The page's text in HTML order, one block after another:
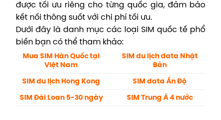
được tối ưu riêng cho từng quốc gia, đảm bảo
kết nối thông suốt với chi phí tối ưu.
Dưới đây là danh mục các loại SIM quốc tế phổ
biến bạn có thể tham khảo:
Mua SIM Hàn Quốc tại
Việt Nam
SIM du lịch data Nhật
Bản
SIM du lịch Hong Kong SIM data Ấn Độ
SIM Đài Loan 5-30 ngày SIM Trung Á 4 nước